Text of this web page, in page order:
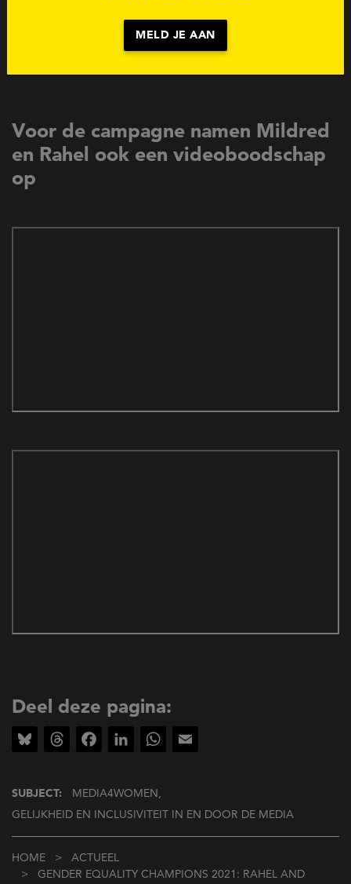
Voor de campagne namen Mildred
en Rahel ook een videoboodschap
op
Deel deze pagina:
Bluesky ThreadsFacebookLinkedInWhatsApp
SUBJECT:
MEDIA4WOMEN,
GELIJKHEID EN INCLUSIVITEIT IN EN DOOR DE MEDIA
Kruimelpad
HOME
ACTUEEL
GENDER EQUALITY CHAMPIONS 2021: RAHEL AND
MELD JE AAN